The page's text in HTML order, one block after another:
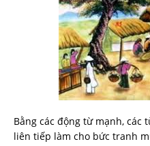
Bằng các động từ mạnh,
liên tiếp làm cho bức tranh